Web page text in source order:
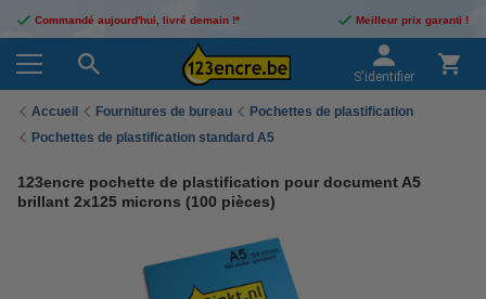
Commandé aujourd'hui, livré demain !* Meilleur prix garanti !
S'identifier
Accueil Fournitures de bureau
Pochettes de plastification
Pochettes de plastification standard A5
123encre pochette de plastification pour document A5
brillant 2x125 microns (100 pièces)